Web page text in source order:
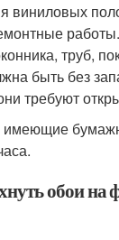
виниловых
труб,
быть без
требуют
имеющие
обои на